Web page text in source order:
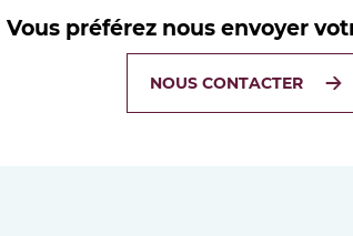
Vous préférez nous envoyer
NOUS CONTACTER